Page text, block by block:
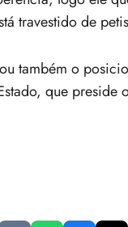
travestido de
também o
que preside